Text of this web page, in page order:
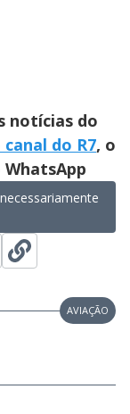
notícias do
canal do R7, o
necessariamente
AVIAÇÃO